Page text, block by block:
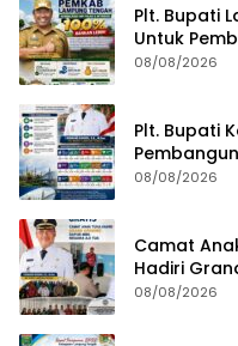
Plt. Bupati
Untuk
08/08/2026
Plt. Bupati
pada SDM,
08/08/2026
Camat
Hadiri
Aji Tua
08/08/2026